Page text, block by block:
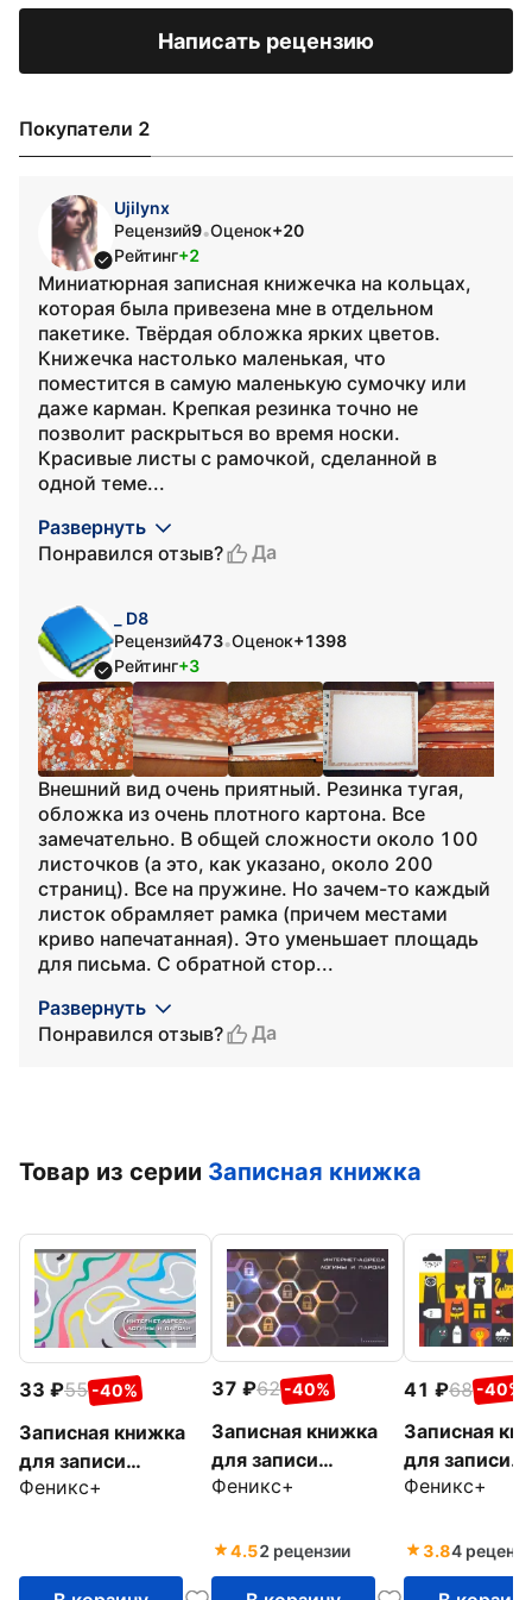
Написать рецензию
Покупатели 2
Ujilynx
Рецензий9•Оценок+20
Рейтинг+2
Миниатюрная записная книжечка на кольцах,
которая была привезена мне в отдельном
пакетике. Твёрдая обложка ярких цветов.
Книжечка настолько маленькая, что
поместится в самую маленькую сумочку или
даже карман. Крепкая резинка точно не
позволит раскрыться во время носки.
Красивые листы с рамочкой, сделанной в
одной теме...
Развернуть
Понравился отзыв?
Да
_ D8
Рецензий473•Оценок+1398
Рейтинг+3
Внешний вид очень приятный. Резинка тугая,
обложка из очень плотного картона. Все
замечательно. В общей сложности около 100
листочков (а это, как указано, около 200
страниц). Все на пружине. Но зачем-то каждый
листок обрамляет рамка (причем местами
криво напечатанная). Это уменьшает площадь
для письма. С обратной стор...
Развернуть
Понравился отзыв?
Да
Товар из серии Записная книжка
33 55 -40%
Записная книжка
для записи
интернет-адресов,
абстракция"
Феникс+
37 62 -40%
Записная книжка
для записи
интернет-адресов,
"Надежность" (16
листов) (50715)
Феникс+
4.52 рецензии
41 68 -40%
Записная
для записи
интернет-
"Коты в
(16 листов)
Феникс+
3.84